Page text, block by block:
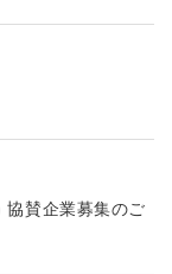
協賛企業募集のご